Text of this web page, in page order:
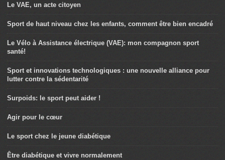
Le VAE, un acte citoyen
Sport de haut niveau chez les enfants, comment être bien encadré
Le Vélo à Assistance électrique (VAE): mon compagnon sport
santé!
Sport et innovations technologiques : une nouvelle alliance pour
lutter contre la sédentarité
Surpoids: le sport peut aider !
Agir pour le cœur
Le sport chez le jeune diabétique
Être diabétique et vivre normalement